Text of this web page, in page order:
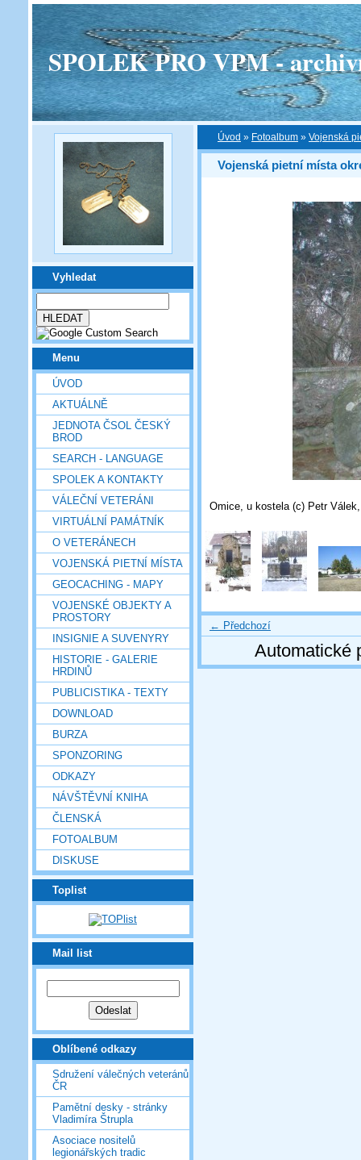
SPOLEK PRO VPM -
Vyhledat
Menu
ÚVOD
AKTUÁLNĚ
JEDNOTA ČSOL ČESKÝ
BROD
SEARCH - LANGUAGE
SPOLEK A KONTAKTY
VÁLEČNÍ VETERÁNI
VIRTUÁLNÍ PAMÁTNÍK
O VETERÁNECH
VOJENSKÁ PIETNÍ MÍSTA
GEOCACHING - MAPY
VOJENSKÉ OBJEKTY A
PROSTORY
INSIGNIE A SUVENYRY
HISTORIE - GALERIE
HRDINŮ
PUBLICISTIKA - TEXTY
DOWNLOAD
BURZA
SPONZORING
ODKAZY
NÁVŠTĚVNÍ KNIHA
ČLENSKÁ
FOTOALBUM
DISKUSE
Toplist
Mail list
Oblíbené odkazy
Sdružení válečných veteránů
ČR
Pamětní desky - stránky
Vladimíra Štrupla
Asociace nositelů
legionářských tradic
Úvod » Fotoalbum » Vojenská
Vojenská pietní místa
Omice, u kostela (c) Petr
← Předchozí
Automatické